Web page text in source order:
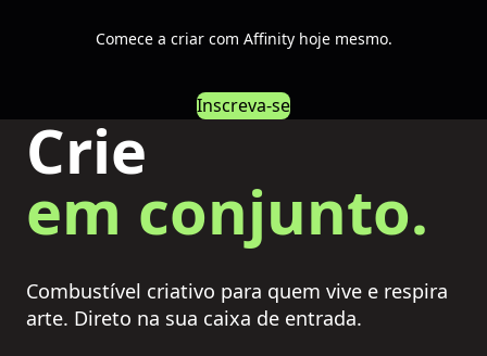
Comece a criar com Affinity hoje mesmo.
Inscreva-se
Crie
em conjunto.
Combustível criativo para quem vive e respira
arte. Direto na sua caixa de entrada.